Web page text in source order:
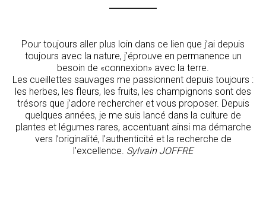
Pour toujours aller plus loin dans ce lien que j’ai depuis
toujours avec la nature, j’éprouve en permanence un
besoin de «connexion» avec la terre.
Les cueillettes sauvages me passionnent depuis toujours :
les herbes, les fleurs, les fruits, les champignons sont des
trésors que j’adore rechercher et vous proposer. Depuis
quelques années, je me suis lancé dans la culture de
plantes et légumes rares, accentuant ainsi ma démarche
vers l’originalité, l’authenticité et la recherche de
l’excellence. Sylvain JOFFRE